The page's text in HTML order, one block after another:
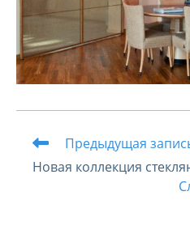
Читать
статьи
Предыдущая
Новая коллекция